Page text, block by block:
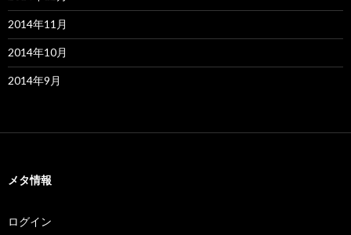
2014年11月
2014年10月
2014年9月
メタ情報
ログイン